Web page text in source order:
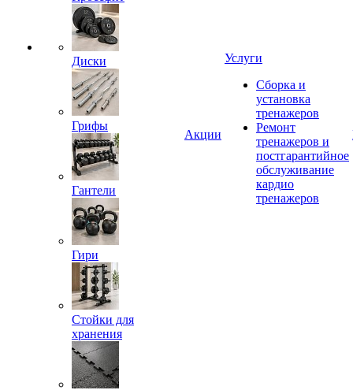
Диски
Грифы
Гантели
Гири
Стойки для
хранения
Акции
Услуги
Сборка и
установка
тренажеров
Ремонт
тренажеров и
постгарантийное
обслуживание
кардио
тренажеров